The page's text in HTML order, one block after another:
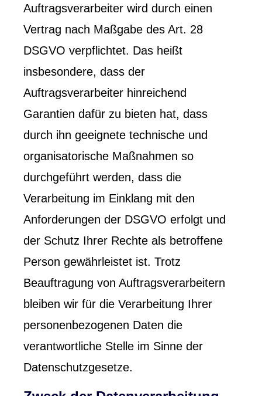
Auftragsverarbeiter wird durch einen
Vertrag nach Maßgabe des Art. 28
DSGVO verpflichtet. Das heißt
insbesondere, dass der
Auftragsverarbeiter hinreichend
Garantien dafür zu bieten hat, dass
durch ihn geeignete technische und
organisatorische Maßnahmen so
durchgeführt werden, dass die
Verarbeitung im Einklang mit den
Anforderungen der DSGVO erfolgt und
der Schutz Ihrer Rechte als betroffene
Person gewährleistet ist. Trotz
Beauftragung von Auftragsverarbeitern
bleiben wir für die Verarbeitung Ihrer
personenbezogenen Daten die
verantwortliche Stelle im Sinne der
Datenschutzgesetze.